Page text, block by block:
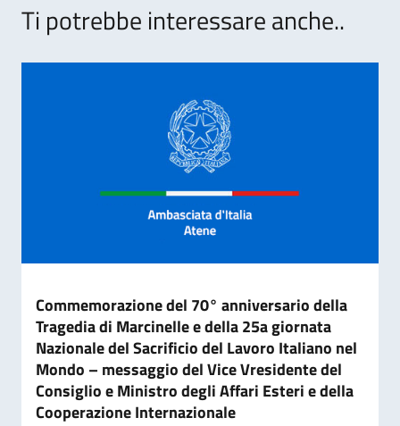
Ti potrebbe interessare anche..
Commemorazione del 70° anniversario della
Tragedia di Marcinelle e della 25a giornata
Nazionale del Sacrificio del Lavoro Italiano nel
Mondo – messaggio del Vice Vresidente del
Consiglio e Ministro degli Affari Esteri e della
Cooperazione Internazionale